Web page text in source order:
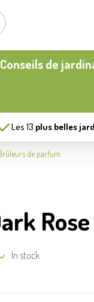
Conseils de
Les 13 plus belles
de parfum
In stock